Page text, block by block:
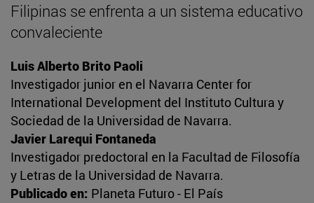
Filipinas se enfrenta a un sistema educativo
convaleciente
Luis Alberto Brito Paoli
Investigador junior en el Navarra Center for
International Development del Instituto Cultura y
Sociedad de la Universidad de Navarra.
Javier Larequi Fontaneda
Investigador predoctoral en la Facultad de Filosofía
y Letras de la Universidad de Navarra.
Publicado en: Planeta Futuro - El País